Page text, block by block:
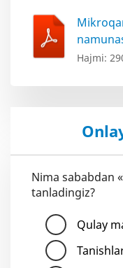
Hajmi:
Nima sababdan
tanladingiz?
Qulay